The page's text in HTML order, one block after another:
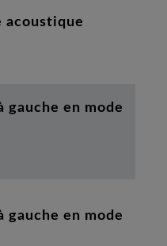
acoustique
gauche en mode
gauche en mode